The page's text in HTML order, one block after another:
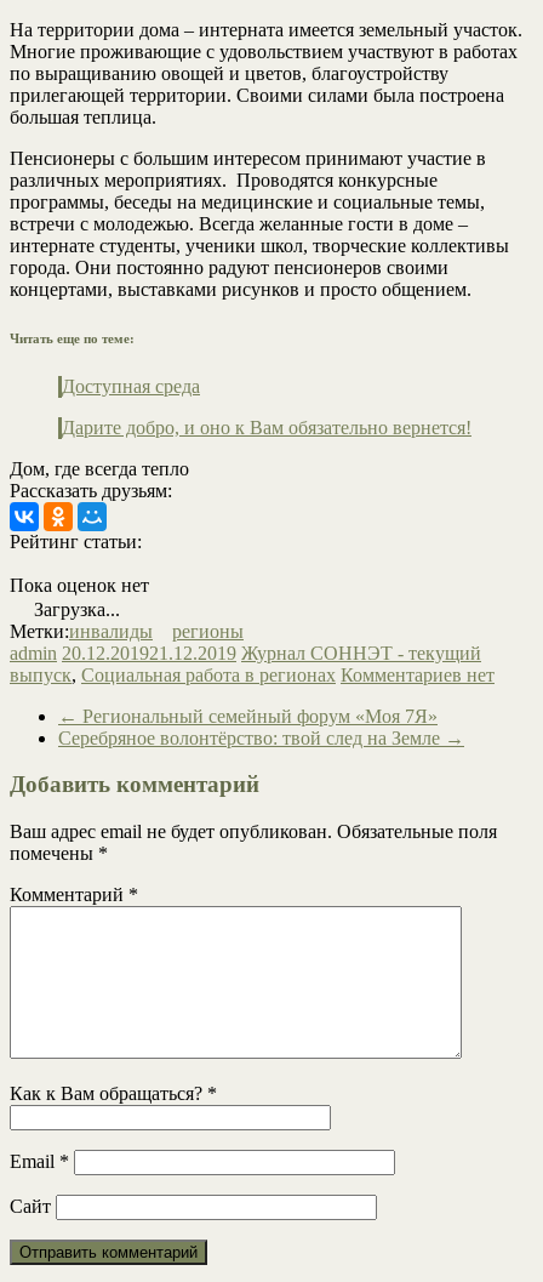
На территории дома – интерната имеется земельный участок.
Многие проживающие с удовольствием участвуют в работах
по выращиванию овощей и цветов, благоустройству
прилегающей территории. Своими силами была построена
большая теплица.
Пенсионеры с большим интересом принимают участие в
различных мероприятиях. Проводятся конкурсные
программы, беседы на медицинские и социальные темы,
встречи с молодежью. Всегда желанные гости в доме –
интернате студенты, ученики школ, творческие коллективы
города. Они постоянно радуют пенсионеров своими
концертами, выставками рисунков и просто общением.
Читать еще по теме:
Доступная среда
Дарите добро, и оно к Вам обязательно вернется!
Дом, где всегда тепло
Рассказать друзьям:
Рейтинг статьи:
Пока оценок нет
Загрузка...
Метки:инвалиды
регионы
admin 20.12.201921.12.2019 Журнал СОННЭТ - текущий
выпуск, Социальная работа в регионах Комментариев нет
← Региональный семейный форум «Моя 7Я»
Серебряное волонтёрство: твой след на Земле →
Добавить комментарий
Ваш адрес email не будет опубликован. Обязательные поля
помечены *
Комментарий *
Как к Вам обращаться? *
Email *
Сайт